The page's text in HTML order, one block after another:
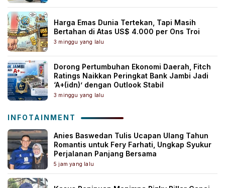
Harga Emas Dunia Tertekan, Tapi Masih
Bertahan di Atas US$ 4.000 per Ons Troi
3 minggu yang lalu
Dorong Pertumbuhan Ekonomi Daerah, Fitch
Ratings Naikkan Peringkat Bank Jambi Jadi
‘A+(idn)’ dengan Outlook Stabil
3 minggu yang lalu
INFOTAINMENT
Anies Baswedan Tulis Ucapan Ulang Tahun
Romantis untuk Fery Farhati, Ungkap Syukur
Perjalanan Panjang Bersama
5 jam yang lalu